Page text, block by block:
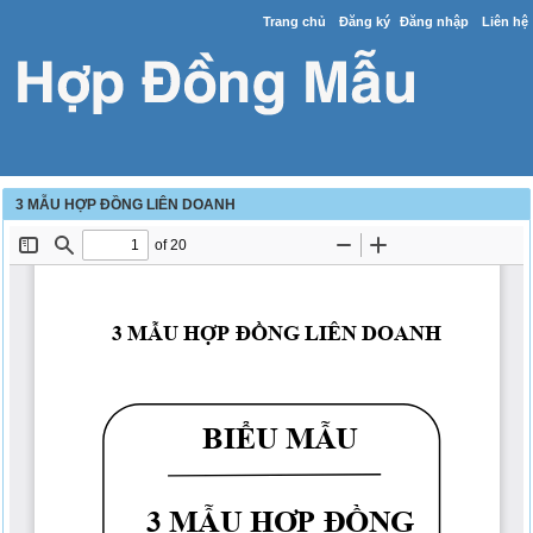
Trang chủ Đăng ký Đăng nhập Liên hệ
3 MẪU HỢP ĐỒNG LIÊN DOANH